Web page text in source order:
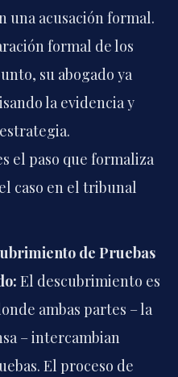
una acusación formal.
formal de los
su abogado ya
la evidencia y
el paso que formaliza
caso en el tribunal
de Pruebas
El descubrimiento es
ambas partes – la
– intercambian
El proceso de